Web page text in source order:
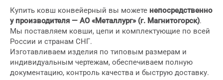
Купить ковш конвейерный вы можете непосредственно
у производителя — АО «Металлург» (г. Магнитогорск).
Мы поставляем ковши, цепи и комплектующие по всей
России и странам СНГ.
Изготавливаем изделия по типовым размерам и
индивидуальным чертежам, обеспечиваем полную
документацию, контроль качества и быструю доставку.